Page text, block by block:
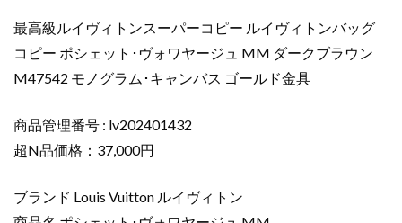
ヴ
ィ
ト
バ
ッ
コ
ピ
最高級ルイヴィトンスーパーコピー ルイヴィトンバッグ
コピー ポシェット･ヴォワヤージュ MM ダークブラウン
M47542 モノグラム･キャンバス ゴールド金具
商品管理番号 : lv202401432
超N品価格：37,000円
ブランド Louis Vuitton ルイヴィトン